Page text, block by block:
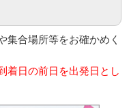
合場所等をお確かめく
着日の前日を出発日とし